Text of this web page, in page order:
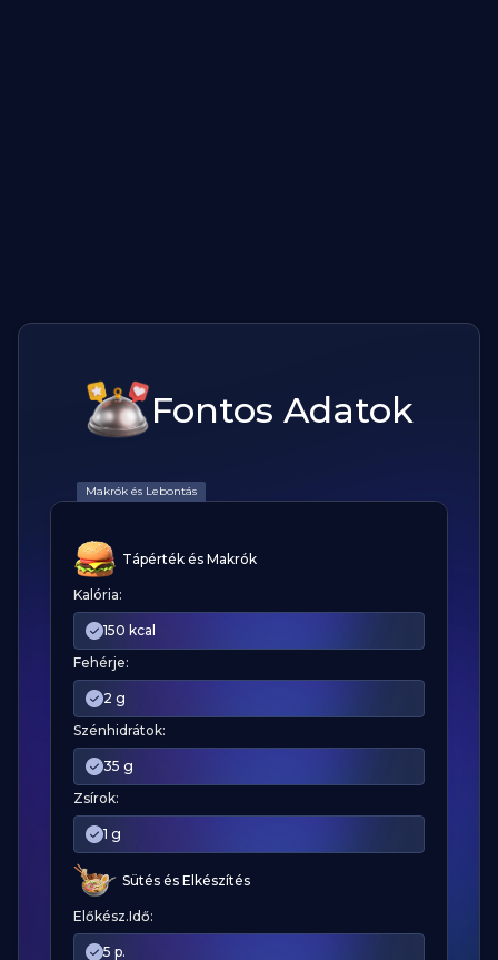
Fontos Adatok
Makrók és Lebontás
Tápérték és Makrók
Kalória:
150 kcal
Fehérje:
2 g
Szénhidrátok:
35 g
Zsírok:
1 g
Sütés és Elkészítés
Előkész.Idő:
5 p.